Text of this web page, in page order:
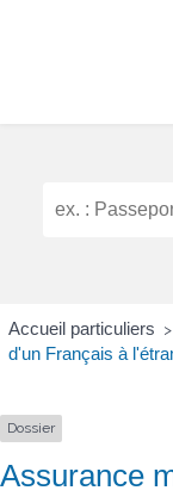
Accueil particuliers >
d'un Français à
Dossier
Assurance